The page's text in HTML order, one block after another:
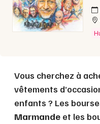
Vous cherchez à
vêtements
enfants ? Les
Marmande et les